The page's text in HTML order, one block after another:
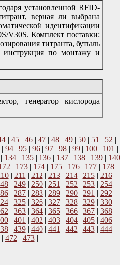
установленной RFID-
верная ли выбрана
идентификации
V30S. Комплект поставки:
титранта, бутыль
инструкция по монтажу и
генератор кислорода
| 45| 46| 47| 48| 49| 50| 51 | 52 |
| 94| 95| 96| 97| 98| 99| 100| 101 |
134| 135| 136| 137| 138| 139| 140
| 173| 174| 175| 176| 177| 178|
| 211 | 212 | 213| 214| 215| 216|
| 249 | 250 | 251 | 252 | 253 | 254 |
| 287 | 288 | 289 | 290 | 291 | 292 |
| 325| 326| 327| 328| 329| 330|
| 363 | 364 | 365 | 366 | 367 | 368 |
| 401 | 402 | 403 | 404 | 405 | 406 |
| 439| 440| 441 | 442 | 443| 444|
| 472 | 473|